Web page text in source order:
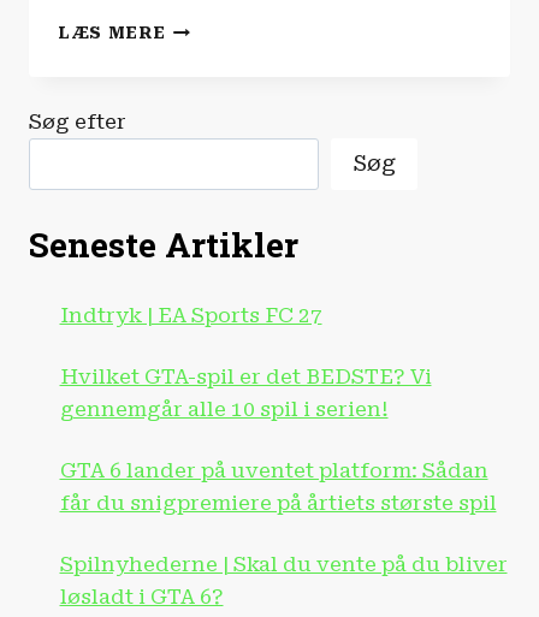
LÆS MERE FILM-
ROLLE!
Søg efter
Søg
Seneste Artikler
Indtryk | EA Sports FC 27
Hvilket GTA-spil er det BEDSTE? Vi
gennemgår alle 10 spil i serien!
GTA 6 lander på uventet platform: Sådan
får du snigpremiere på årtiets største spil
Spilnyhederne | Skal du vente på du bliver
løsladt i GTA 6?